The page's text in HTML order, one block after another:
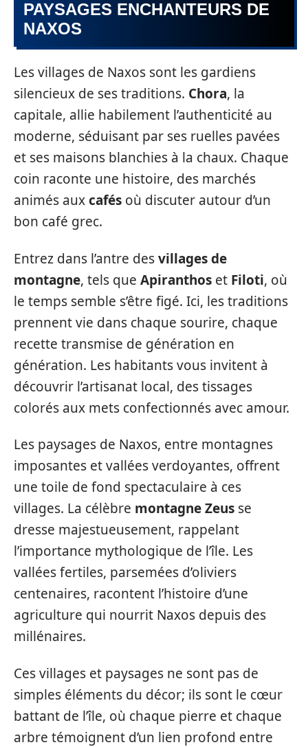
PAYSAGES ENCHANTEURS DE
NAXOS
Les villages de Naxos sont les gardiens
silencieux de ses traditions. Chora, la
capitale, allie habilement l’authenticité au
moderne, séduisant par ses ruelles pavées
et ses maisons blanchies à la chaux. Chaque
coin raconte une histoire, des marchés
animés auxcafés où discuter autour d’un
bon café grec.
Entrez dans l’antre desvillages de
montagne, tels que Apiranthos et Filoti, où
le temps semble s’être figé. Ici, les traditions
prennent vie dans chaque sourire, chaque
recette transmise de génération en
génération. Les habitants vous invitent à
découvrir l’artisanat local, des tissages
colorés aux mets confectionnés avec amour.
Les paysages de Naxos, entre montagnes
imposantes et vallées verdoyantes, offrent
une toile de fond spectaculaire à ces
villages. La célèbre montagne Zeus se
dresse majestueusement, rappelant
l’importance mythologique de l’île. Les
vallées fertiles, parsemées d’oliviers
centenaires, racontent l’histoire d’une
agriculture qui nourrit Naxos depuis des
millénaires.
Ces villages et paysages ne sont pas de
simples éléments du décor; ils sont le cœur
battant de l’île, où chaque pierre et chaque
arbre témoignent d’un lien profond entre